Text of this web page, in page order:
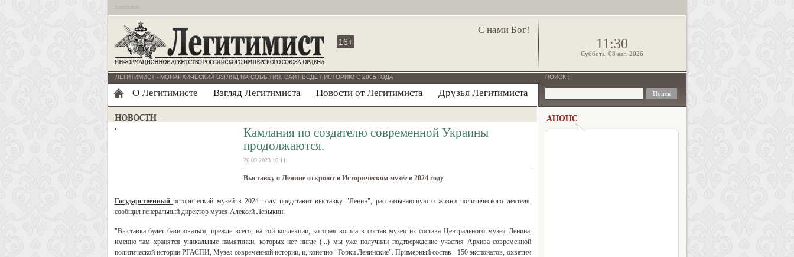
Бесплатно
С нами Бог!
16+ 11:30
Суббота, 08 авг. 2026
ЛЕГИТИМИСТ - МОНАРХИЧЕСКИЙ ВЗГЛЯД НА СОБЫТИЯ. САЙТ ВЕДЁТ ИСТОРИЮ С 2005 ГОДА
О Легитимисте Взгляд Легитимиста Новости от Легитимиста Друзья Легитимиста
Камлания по создателю современной Украины
продолжаются.
26.09.2023 16:11
Выставку о Ленине откроют в Историческом музее в 2024 году
Государственный исторический музей в 2024 году представит выставку "Ленин", рассказывающую о жизни политического деятеля,
сообщил генеральный директор музея Алексей Левыкин.
"Выставка будет базироваться, прежде всего, на той коллекции, которая вошла в состав музея из состава Центрального музея Ленина,
именно там хранятся уникальные памятники, которых нет нигде (...) мы уже получили подтверждение участия Архива современной
политической истории РГАСПИ, Музея современной истории, и, конечно "Горки Ленинские". Примерный состав - 150 экспонатов, охватим
ПОИСК :